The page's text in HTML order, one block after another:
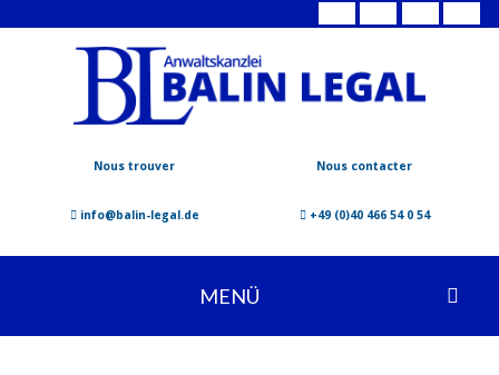
Nous trouver Nous contacter
info@balin-legal.de +49 (0)40 466 54 0 54
MENÜ